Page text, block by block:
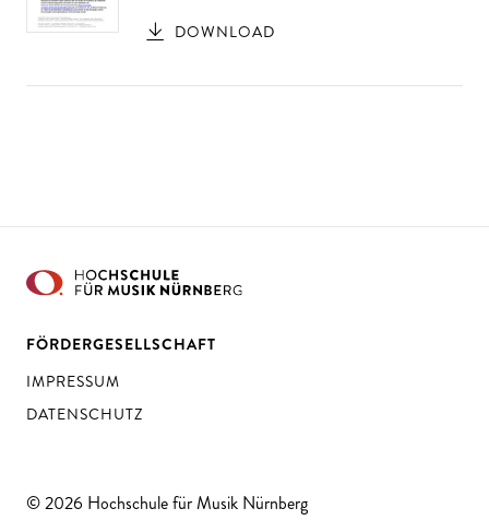
DOWNLOAD
FÖRDERGESELLSCHAFT
IMPRESSUM
DATENSCHUTZ
© 2026 Hochschule für Musik Nürnberg